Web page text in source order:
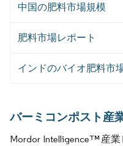
中国の肥料市場規模
肥料市場レポート
インドのバイオ肥料市
バーミコンポスト産
Mordor Intelligence™産